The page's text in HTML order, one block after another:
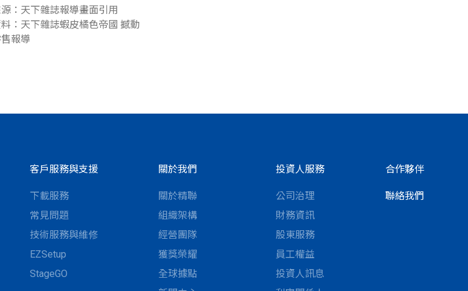
：天下雜誌報導畫面引用
：天下雜誌蝦皮橘色帝國 撼動
報導
客戶服務與支援
下載服務
常見問題
技術服務與維修
EZSetup
StageGO
關於我們
關於精聯
組織架構
經營團隊
獲獎榮耀
全球據點
投資人服務
公司治理
財務資訊
股東服務
員工權益
投資人訊息
合作夥伴
聯絡我們